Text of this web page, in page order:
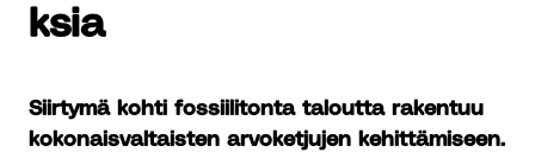
ksia
Siirtymä kohti fossiilitonta taloutta rakentuu
kokonaisvaltaisten arvoketjujen kehittämiseen.